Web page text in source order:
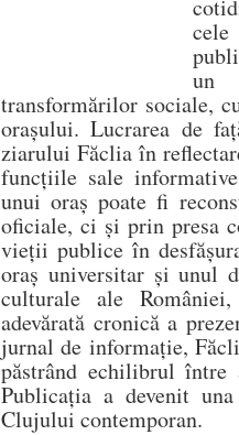
un
transformărilor sociale,
orașului. Lucrarea de
ziarului Făclia în
funcțiile sale
unui oraș poate fi
oficiale, ci și prin presa
vieții publice în
oraș universitar și unul
culturale ale
adevărată cronică a
jurnal de informație,
păstrând echilibrul între
Publicația a devenit
Clujului contemporan.